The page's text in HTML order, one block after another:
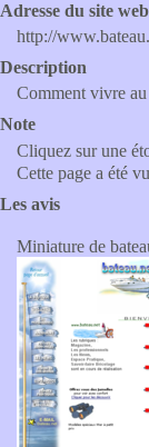
Adresse du site web
http://
Description
Comment vivre
Note
Cliquez sur une
Cette page a été
Les avis
Miniature de